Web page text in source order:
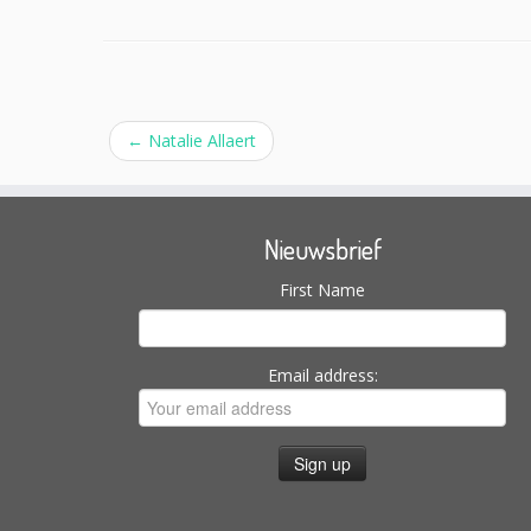
← Natalie Allaert
Nieuwsbrief
First Name
Email address: